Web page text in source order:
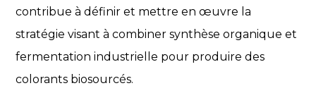
contribue à définir et mettre en œuvre la
stratégie visant à combiner synthèse organique et
fermentation industrielle pour produire des
colorants biosourcés.